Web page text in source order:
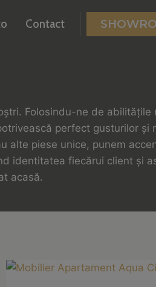
Contact
Folosindu-ne de abilitățile
perfect gusturilor și
alte piese unice, punem
identitatea fiecărui client și
acasă.